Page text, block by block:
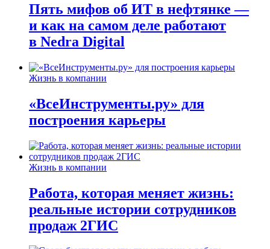
Пять мифов об ИТ в нефтянке —
и как на самом деле работают
в Nedra Digital
Жизнь в компании
«ВсеИнструменты.ру» для
построения карьеры
Жизнь в компании
Работа, которая меняет жизнь:
реальные истории сотрудников
продаж 2ГИС